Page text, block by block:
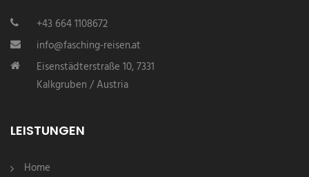
+43 664 1108672
info@fasching-reisen.at
Eisenstädterstraße 10, 7331
Kalkgruben / Austria
LEISTUNGEN
Home